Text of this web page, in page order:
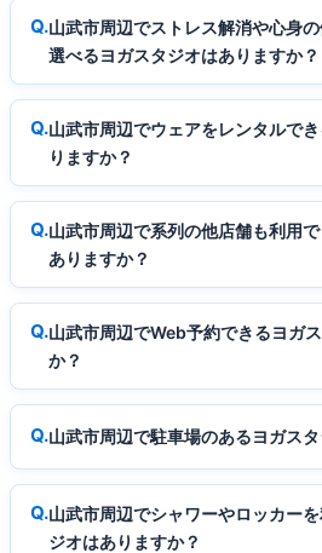
山武市周辺でストレス解消や心身
選べるヨガスタジオはありますか？
山武市周辺でウェアをレンタルで
りますか？
山武市周辺で系列の他店舗も利用
ありますか？
山武市周辺でWeb予約できるヨガ
か？
山武市周辺で駐車場のあるヨガス
山武市周辺でシャワーやロッカー
ジオはありますか？